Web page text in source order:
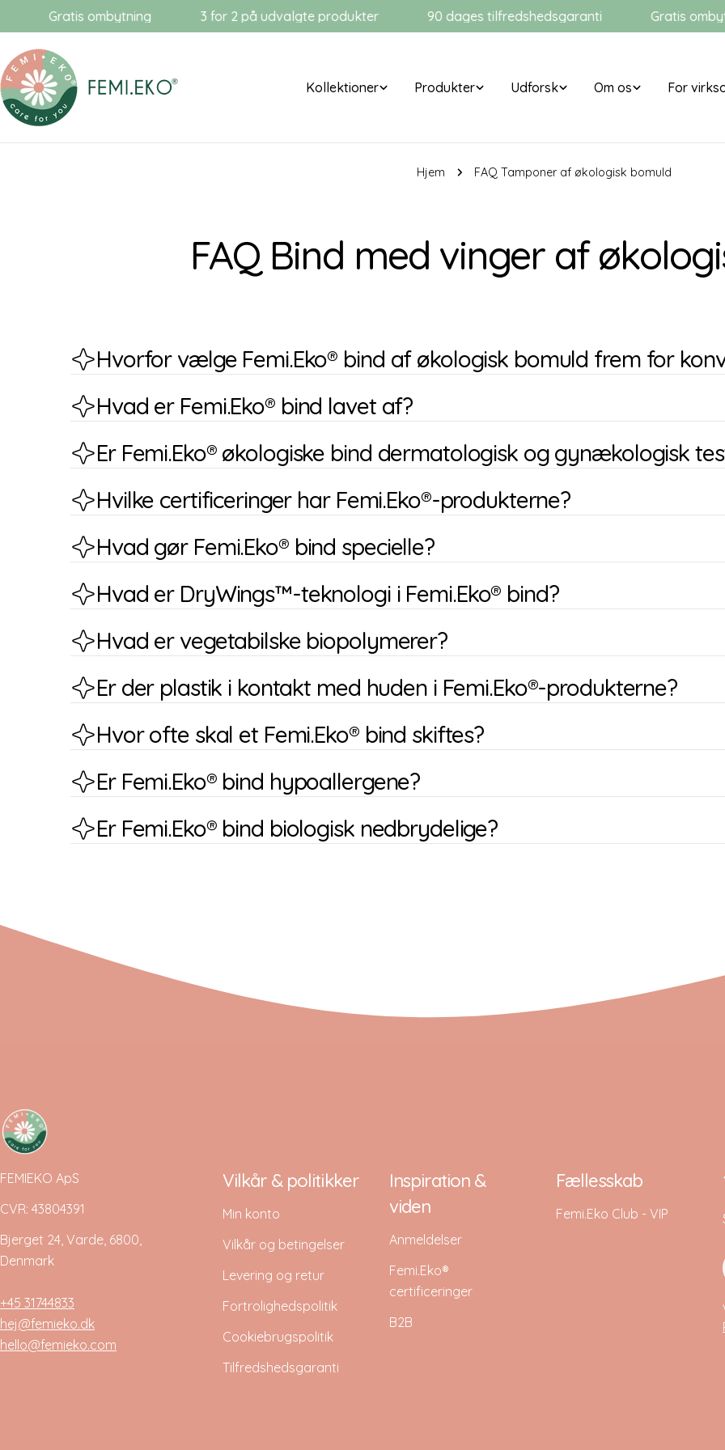
til
indhold
Gratis ombytning 3 for 2 på udvalgte produkter 90 dages tilfredshedsgaranti Gratis
Kollektioner Produkter Udforsk Om os For
Hjem FAQ Tamponer af økologisk bomuld
FAQ Bind med vinger af
Hvorfor vælge Femi.Eko® bind af økologisk bomuld frem for
Hvad er Femi.Eko® bind lavet af?
Er Femi.Eko® økologiske bind dermatologisk og gynækologisk
Hvilke certificeringer har Femi.Eko®-produkterne?
Hvad gør Femi.Eko® bind specielle?
Hvad er DryWings™-teknologi i Femi.Eko® bind?
Hvad er vegetabilske biopolymerer?
Er der plastik i kontakt med huden i Femi.Eko®-produkterne?
Hvor ofte skal et Femi.Eko® bind skiftes?
Er Femi.Eko® bind hypoallergene?
Er Femi.Eko® bind biologisk nedbrydelige?
FEMIEKO ApS
CVR: 43804391
Bjerget 24, Varde, 6800,
Denmark
+45 31744833
hej@femieko.dk
hello@femieko.com
Vilkår & politikker
Min konto
Vilkår og betingelser
Levering og retur
Fortrolighedspolitik
Cookiebrugspolitik
Tilfredshedsgaranti
Inspiration &
viden
Anmeldelser
Femi.Eko®
certificeringer
B2B
Fællesskab
Femi.Eko Club - VIP